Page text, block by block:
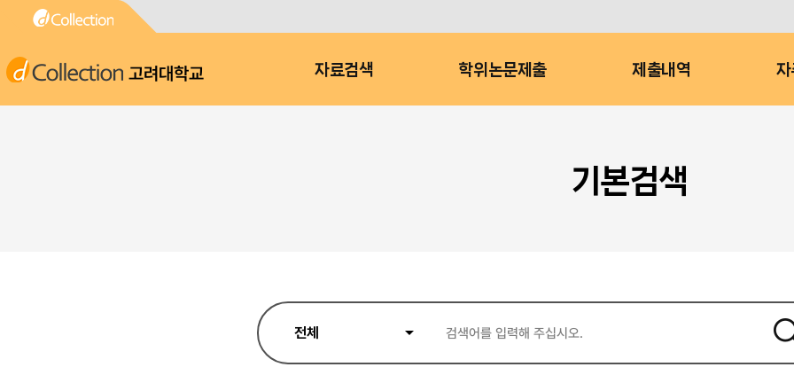
고려대학교 자료검색 학위논문제출 제출내역 자
기본검색